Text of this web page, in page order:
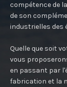
compétence de
de son
industrielles des
Quelle que soit
vous
en passant par
fabrication et la